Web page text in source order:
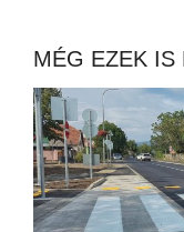
MÉG EZEK IS